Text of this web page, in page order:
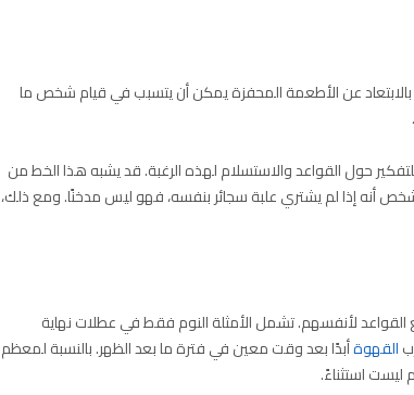
بالابتعاد عن الأطعمة المحفزة يمكن أن يتسبب في قيام شخص ما
حول القواعد والاستسلام لهذه الرغبة. قد يشبه هذا الخط من
أنه إذا لم يشتري علبة سجائر بنفسه، فهو ليس مدخنًا. ومع ذلك،
لأنفسهم. تشمل الأمثلة النوم فقط في عطلات نهاية
القهوةأبدًا بعد وقت معين في فترة ما بعد الظهر. بالنسبة لمعظم
ليست استثناءً.